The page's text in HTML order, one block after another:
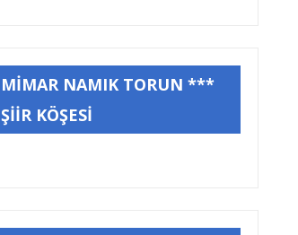
MİMAR NAMIK TORUN ***
ŞİİR KÖŞESİ